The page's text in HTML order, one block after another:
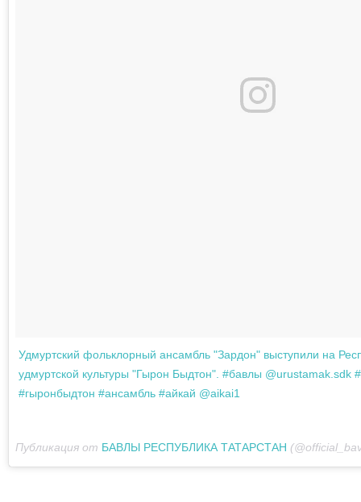
Удмуртский фольклорный ансамбль "Зардон" выступили на
удмуртской культуры "Гырон Быдтон". #бавлы @urustamak.sdk
#гыронбыдтон #ансамбль #айкай @aikai1
Публикация от БАВЛЫ РЕСПУБЛИКА ТАТАРСТАН